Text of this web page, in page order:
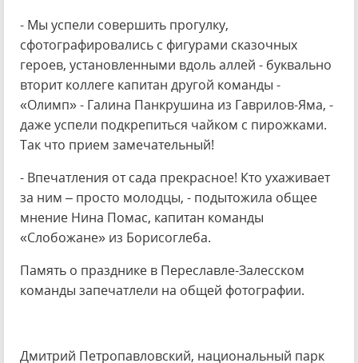
- Мы успели совершить прогулку,
сфотографировались с фигурами сказочных
героев, установленными вдоль аллей - буквально
вторит коллеге капитан другой команды -
«Олимп» - Галина Панкрушина из Гаврилов-Яма, -
даже успели подкрепиться чайком с пирожками.
Так что прием замечательный!
- Впечатления от сада прекрасное! Кто ухаживает
за ним – просто молодцы, - подытожила общее
мнение Нина Помас, капитан команды
«Слобожане» из Борисоглеба.
Память о празднике в Переславле-Залесском
команды запечатлели на общей фотографии.
Дмитрий Петропавловский, национальный парк